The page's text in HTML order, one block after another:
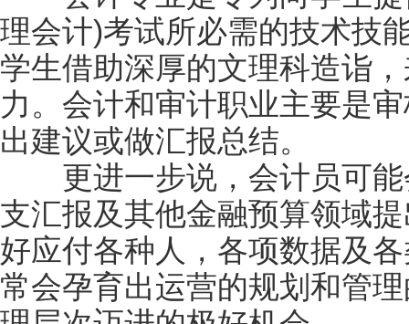
理会计)考试所必需的技术技
学生借助深厚的文理科造诣
力。会计和审计职业主要是
出建议或做汇报总结。
更进一步说，会计员可能
支汇报及其他金融预算领域
好应付各种人，各项数据及
常会孕育出运营的规划和管